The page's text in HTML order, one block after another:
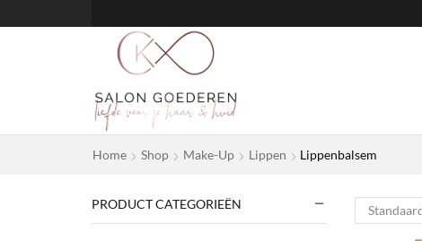
Home Shop Make-Up Lippen Lippenbalsem
PRODUCT CATEGORIEËN